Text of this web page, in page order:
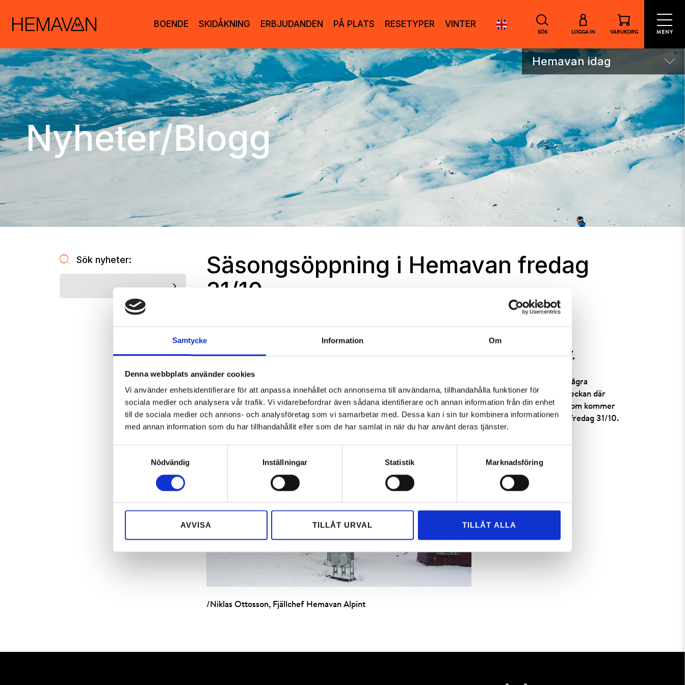
Samtycke Information Om
Denna webbplats använder cookies
Vi använder enhetsidentifierare för att anpassa innehållet och annonserna till användarna, tillhandahålla funktioner för
sociala medier och analysera vår trafik. Vi vidarebefordrar även sådana identifierare och annan information från din enhet
till de sociala medier och annons- och analysföretag som vi samarbetar med. Dessa kan i sin tur kombinera informationen
med annan information som du har tillhandahållit eller som de har samlat in när du har använt deras tjänster.
Nödvändig
Inställningar Statistik Marknadsföring
AVVISA TILLÅT URVAL TILLÅT ALLA
BOENDE SKIDÅKNING ERBJUDANDEN PÅ PLATS RESETYPER VINTER
SÖK LOGGA IN VARUKORG MENY
Hemavan idag
Nyheter/Blogg
Säsongsöppning i Hemavan fredag
31/10
24 oktober, 2014 iSkidåkning
Njut av skidåkning under höstlovet i Hemavan. Fredag 31/10 öppnar vi.
Som det ser ut just nu kommer vi tyvärr inte kunna producera någon snö i helgen då det just nu är några
plusgrader i Hemavan och helgens prognos visar på liknande väder. Däremot ser det ljusare ut till veckan där
prognoserna visar på kallare väder och chans till mer natursnö. Vi kommer att ta hand om den snö som kommer
och den snö som redan finns i början av nästa vecka för att se hur stor del av området vi kan öppna fredag 31/10.
/Niklas Ottosson, Fjällchef Hemavan Alpint
Sök nyheter: